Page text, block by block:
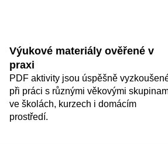
Výukové materiály ověřené v
praxi
PDF aktivity jsou úspěšně
při práci s různými věkovými
ve školách, kurzech i domácím
prostředí.